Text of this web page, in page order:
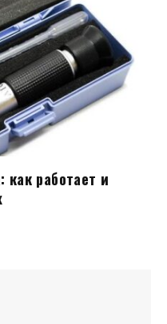
как работает и